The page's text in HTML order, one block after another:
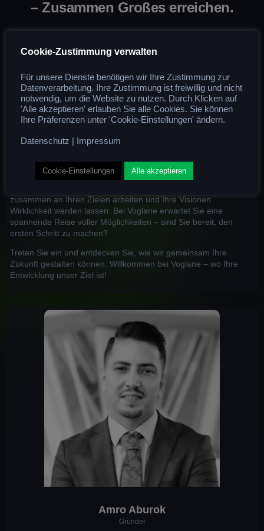
– Zusammen Großes erreichen.
Sind Sie bereit, Ihre Karriere auf das nächste Level zu bringen?
Bei Voglane sind wir leidenschaftlich daran interessiert, Ihnen zu
Gemeinsam Großes erreichen!
Mit maßgeschneiderten Coaching-Angeboten und innovativen
Bildungsprogrammen begleiten wir Sie auf Ihrem Weg zu
beruflichem Erfolg und persönlichem Wachstum. Unser
Lösungen, praxisnahen Strategien und persönlicher
Wir glauben an Ihre Fähigkeiten und sind hier, um Sie zu
zusammen an Ihren Zielen arbeiten und Ihre Visionen
Wirklichkeit werden lassen. Bei Voglane erwartet Sie eine
spannende Reise voller Möglichkeiten – sind Sie bereit, den
ersten Schritt zu machen?
Treten Sie ein und entdecken Sie, wie wir gemeinsam Ihre
Zukunft gestalten können. Willkommen bei Voglane – wo Ihre
Entwicklung unser Ziel ist!
Amro Aburok
Gründer
Cookie-Zustimmung verwalten
Für unsere Dienste benötigen wir Ihre Zustimmung zur
Datenverarbeitung. Ihre Zustimmung ist freiwillig und nicht
notwendig, um die Website zu nutzen. Durch Klicken auf
'Alle akzeptieren' erlauben Sie alle Cookies. Sie können
Ihre Präferenzen unter 'Cookie-Einstellungen' ändern.
Datenschutz Impressum
Cookie-Einstellungen Alle akzeptieren